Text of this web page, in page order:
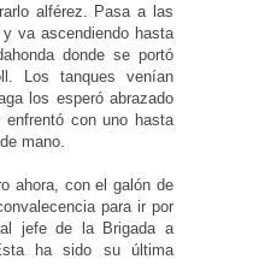
alférez. Pasa a las
va ascendiendo hasta
donde se portó
Los tanques venían
los esperó abrazado
con uno hasta
mano.
ahora, con el galón de
para ir por
jefe de la Brigada a
ha sido su última